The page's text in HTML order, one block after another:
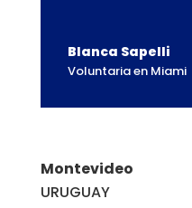
Blanca Sapelli
Voluntaria en Miami
Montevideo
URUGUAY